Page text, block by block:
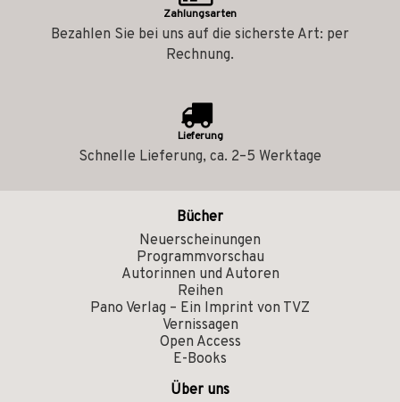
Zahlungsarten
Bezahlen Sie bei uns auf die sicherste Art: per
Rechnung.
Lieferung
Schnelle Lieferung, ca. 2–5 Werktage
Bücher
Neuerscheinungen
Programmvorschau
Autorinnen und Autoren
Reihen
Pano Verlag – Ein Imprint von TVZ
Vernissagen
Open Access
E-Books
Über uns